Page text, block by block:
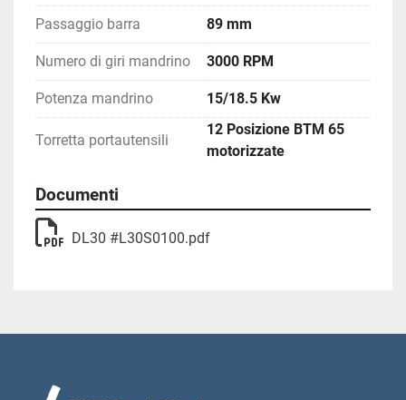
Passaggio barra 89 mm
Numero di giri mandrino 3000 RPM
Potenza mandrino 15/18.5 Kw
Torretta portautensili
12 Posizione BTM 65
motorizzate
Documenti
DL30 #L30S0100.pdf